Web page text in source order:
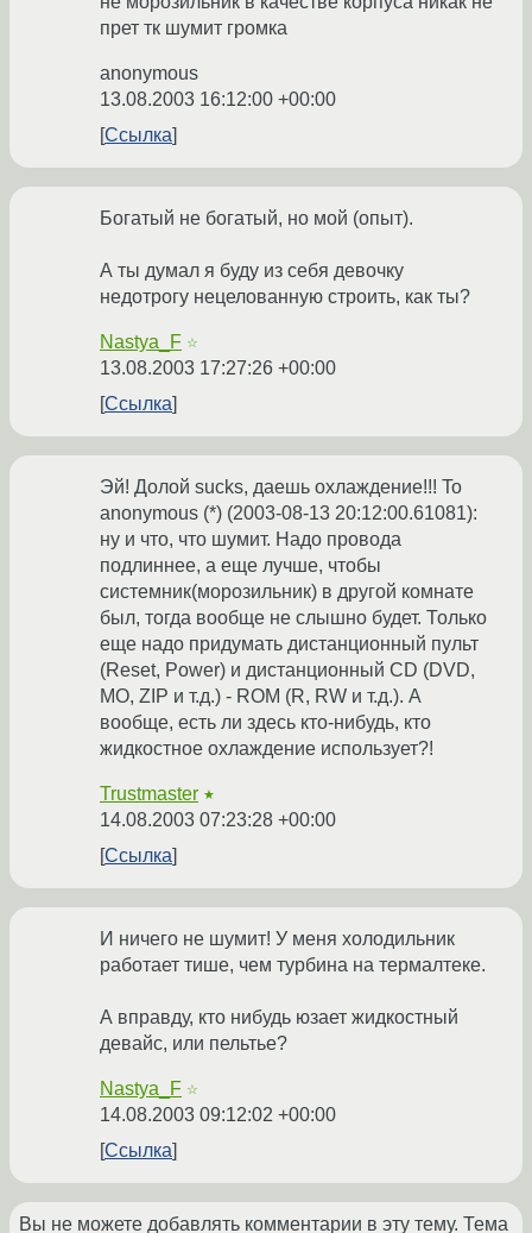
прет тк шумит громка
anonymous
13.08.2003 16:12:00 +00:00
Ссылка
Богатый не богатый, но мой (опыт).
А ты думал я буду из себя девочку
недотрогу нецелованную строить, как ты?
Nastya_F ☆
13.08.2003 17:27:26 +00:00
Ссылка
Эй! Долой sucks, даешь охлаждение!!! To
anonymous (*) (2003-08-13 20:12:00.61081):
ну и что, что шумит. Надо провода
подлиннее, а еще лучше, чтобы
системник(морозильник) в другой комнате
был, тогда вообще не слышно будет. Только
еще надо придумать дистанционный пульт
(Reset, Power) и дистанционный CD (DVD,
MO, ZIP и т.д.) - ROM (R, RW и т.д.). А
вообще, есть ли здесь кто-нибудь, кто
жидкостное охлаждение использует?!
Trustmaster ★
14.08.2003 07:23:28 +00:00
Ссылка
И ничего не шумит! У меня холодильник
работает тише, чем турбина на термалтеке.
А вправду, кто нибудь юзает жидкостный
девайс, или пельтье?
Nastya_F ☆
14.08.2003 09:12:02 +00:00
Ссылка
Вы не можете добавлять комментарии в эту тему. Тема